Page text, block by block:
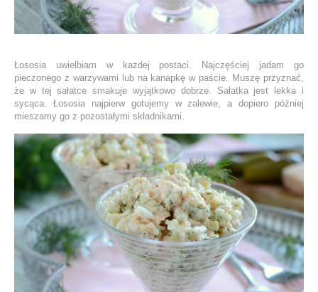
Łososia uwielbiam w każdej postaci. Najczęściej jadam go
pieczonego z warzywami lub na kanapkę w paście. Muszę przyznać,
że w tej sałatce smakuje wyjątkowo dobrze. Sałatka jest lekka i
sycąca. Łososia najpierw gotujemy w zalewie, a dopiero później
mieszamy go z pozostałymi składnikami.